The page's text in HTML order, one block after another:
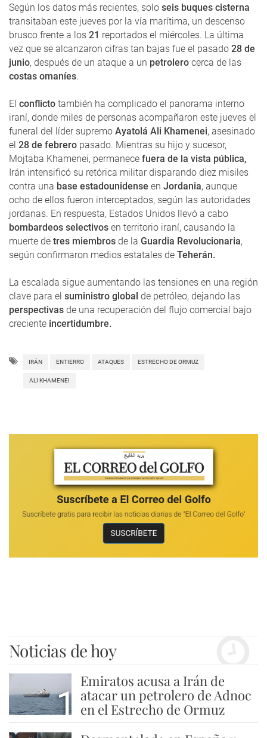
Según los datos más recientes, solo seis buques cisterna
transitaban este jueves por la vía marítima, un descenso
brusco frente a los 21 reportados el miércoles. La última
vez que se alcanzaron cifras tan bajas fue el pasado 28 de
junio, después de un ataque a un petrolero cerca de las
costas omaníes.
El conflicto también ha complicado el panorama interno
iraní, donde miles de personas acompañaron este jueves el
funeral del líder supremo Ayatolá Ali Khamenei, asesinado
el 28 de febrero pasado. Mientras su hijo y sucesor,
Mojtaba Khamenei, permanece fuera de la vista pública,
Irán intensificó su retórica militar disparando diez misiles
contra una base estadounidense en Jordania, aunque
ocho de ellos fueron interceptados, según las autoridades
jordanas. En respuesta, Estados Unidos llevó a cabo
bombardeos selectivos en territorio iraní, causando la
muerte de tres miembros de la Guardia Revolucionaria,
según confirmaron medios estatales de Teherán.
La escalada sigue aumentando las tensiones en una región
clave para el suministro global de petróleo, dejando las
perspectivas de una recuperación del flujo comercial bajo
creciente incertidumbre.
IRÁN ENTIERRO ATAQUES ESTRECHO DE ORMUZ
ALI KHAMENEI
Noticias de hoy
1
Emiratos acusa a Irán de
atacar un petrolero de Adnoc
en el Estrecho de Ormuz